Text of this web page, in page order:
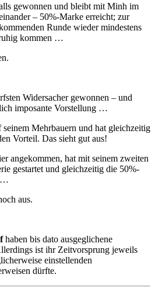
gewonnen und bleibt mit Minh im
– 50%-Marke erreicht; zur
Runde wieder mindestens
kommen …
Widersacher gewonnen – und
imposante Vorstellung …
Mehrbauern und hat gleichzeitig
Vorteil. Das sieht gut aus!
angekommen, hat mit seinem zweiten
gestartet und gleichzeitig die 50%-
…
aus.
haben bis dato ausgeglichene
ist ihr Zeitvorsprung jeweils
einstellenden
dürfte.